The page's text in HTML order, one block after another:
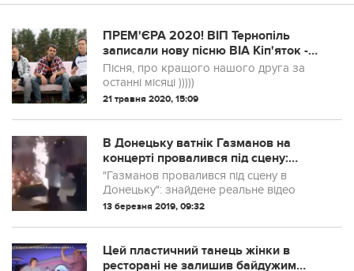
ПРЕМ'ЄРА 2020! ВІП Тернопіль
записали нову пісню ВІА Кіп'яток -
На дивані (ВІДЕО)
Пісня, про кращого нашого друга за
останні місяці )))))
21 травня 2020, 15:09
В Донецьку ватнiк Газманов на
концерті провалився під сцену:
(ВІДЕО)
"Газманов провалився під сцену в
Донецьку": знайдене реальне відео
13 березня 2019, 09:32
Цей пластичний танець жінки в
ресторані не залишив байдужим